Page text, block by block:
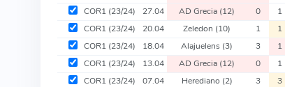
COR1 (23/24) 27.04 AD Grecia (12) 0 1
COR1 (23/24) 20.04 Zeledon (10) 1 1
COR1 (23/24) 18.04 Alajuelens (3) 3 1
COR1 (23/24) 13.04 AD Grecia (12) 0 1
COR1 (23/24) 07.04 Herediano (2) 3 3